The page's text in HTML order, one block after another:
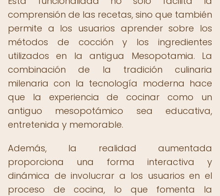
comprensión de las recetas, sino que también
permite a los usuarios aprender sobre los
métodos de cocción y los ingredientes
utilizados en la antigua Mesopotamia. La
combinación de la tradición culinaria
milenaria con la tecnología moderna hace
que la experiencia de cocinar como un
antiguo mesopotámico sea educativa,
entretenida y memorable.
Además, la realidad aumentada
proporciona una forma interactiva y
dinámica de involucrar a los usuarios en el
proceso de cocina, lo que fomenta la